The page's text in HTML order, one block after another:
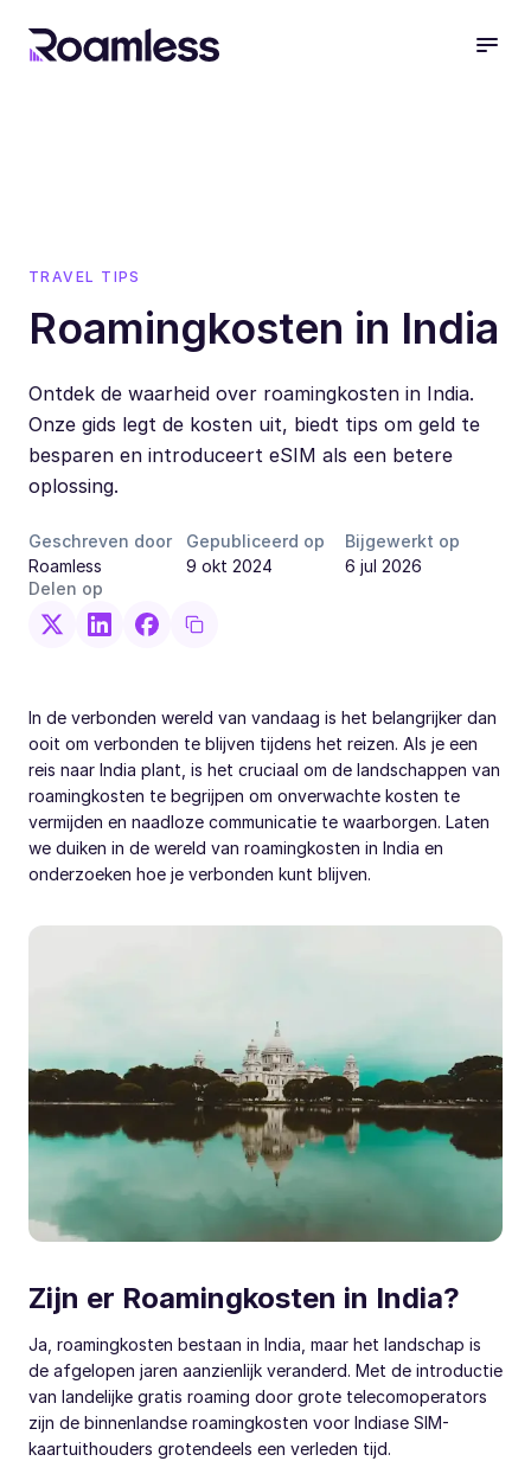
TRAVEL TIPS
Roamingkosten in India
Ontdek de waarheid over roamingkosten in India.
Onze gids legt de kosten uit, biedt tips om geld te
besparen en introduceert eSIM als een betere
oplossing.
Geschreven door
Roamless
Gepubliceerd op
9 okt 2024
Bijgewerkt op
6 jul 2026
Delen op
In de verbonden wereld van vandaag is het belangrijker dan
ooit om verbonden te blijven tijdens het reizen. Als je een
reis naar India plant, is het cruciaal om de landschappen van
roamingkosten te begrijpen om onverwachte kosten te
vermijden en naadloze communicatie te waarborgen. Laten
we duiken in de wereld van roamingkosten in India en
onderzoeken hoe je verbonden kunt blijven.
Zijn er Roamingkosten in India?
Ja, roamingkosten bestaan in India, maar het landschap is
de afgelopen jaren aanzienlijk veranderd. Met de introductie
van landelijke gratis roaming door grote telecomoperators
zijn de binnenlandse roamingkosten voor Indiase SIM-
kaartuithouders grotendeels een verleden tijd.